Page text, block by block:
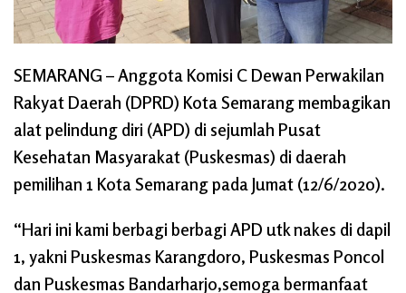
SEMARANG – Anggota Komisi C Dewan Perwakilan
Rakyat Daerah (DPRD) Kota Semarang membagikan
alat pelindung diri (APD) di sejumlah Pusat
Kesehatan Masyarakat (Puskesmas) di daerah
pemilihan 1 Kota Semarang pada Jumat (12/6/2020).
“Hari ini kami berbagi berbagi APD utk nakes di dapil
1, yakni Puskesmas Karangdoro, Puskesmas Poncol
dan Puskesmas Bandarharjo,semoga bermanfaat